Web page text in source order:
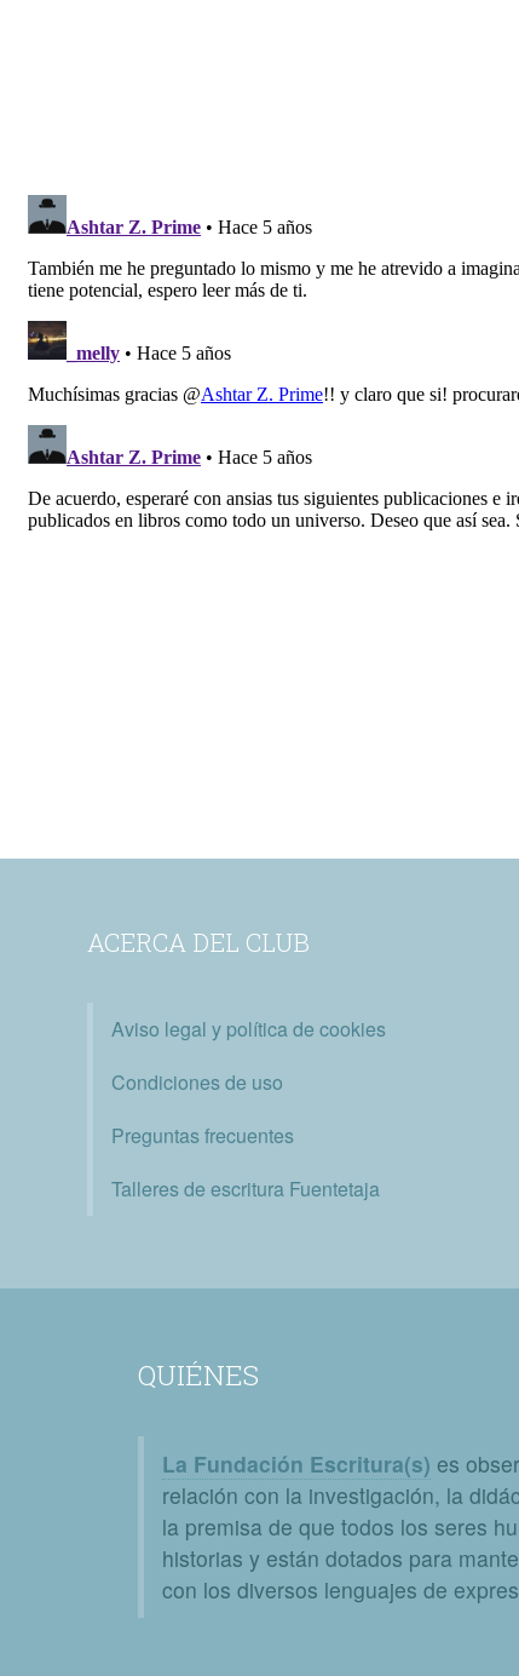
ACERCA DEL CLUB
Aviso legal y política de cookies
Condiciones de uso
Preguntas frecuentes
Talleres de escritura Fuentetaja
QUIÉNES
La Fundación Escritura(s) es
relación con la investigación, la
la premisa de que todos los seres
historias y están dotados para
con los diversos lenguajes de